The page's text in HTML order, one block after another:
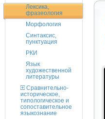
Лексика,
фразеология
Морфология
Синтаксис,
пунктуация
РКИ
Язык
художественной
литературы
Сравнительно-
историческое,
типологическое и
сопоставительное
языкознание